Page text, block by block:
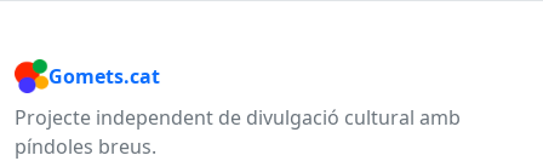
Gomets.cat
Projecte independent de divulgació cultural amb
píndoles breus.